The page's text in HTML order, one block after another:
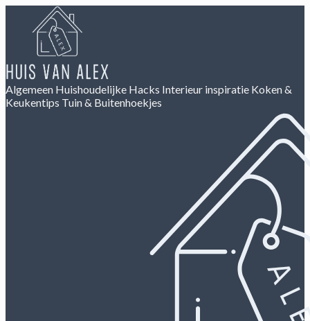
Algemeen Huishoudelijke Hacks Interieur inspiratie Koken &
Keukentips Tuin & Buitenhoekjes